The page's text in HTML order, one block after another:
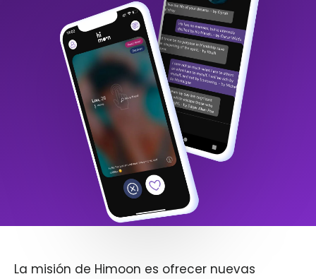
La misión de Himoon es ofrecer nuevas